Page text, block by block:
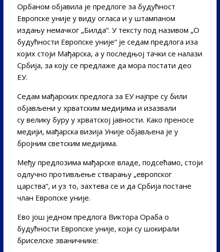
Орбаном објавила је предлоге за будућност
Европске уније у виду огласа и у штампаном
издању немачког „Билда“. У тексту под називом „О
будућности Европске уније“ је седам предлога иза
којих стоји Мађарска, а у последњој тачки се налази
Србија, за коју се предлаже да мора постати део
ЕУ.
Седам мађарских предлога за ЕУ најпре су били
објављени у хрватским медијима и изазвали
су велику буру у хрватској јавности. Како преносе
медији, мађарска визија Уније објављена је у
бројним светским медијима.
Међу предлозима мађарске владе, подсећамо, стоји
одлучно противљење стварању „европског
царства“, и уз то, захтева се и да Србија постане
члан Европске уније.
Ево још једном предлога Виктора Ораба о
будућности Европске уније, који су шокирали
бриселске званичнике: